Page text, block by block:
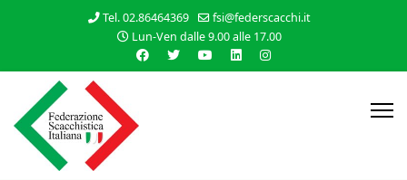
Tel. 02.86464369
fsi@federscacchi.it
Lun-Ven dalle 9.00 alle 17.00